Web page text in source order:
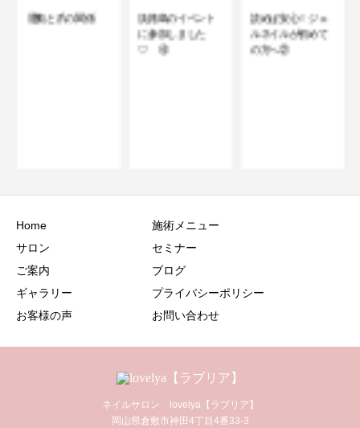
淡路島のイベント
読めば安心！ジェ
ルネイルが初めて
の方へ②
Home
サロン
ご案内
ギャラリー
お客様の声
施術メニュー
セミナー
ブログ
プライバシーポリシー
お問い合わせ
ネイルサロン lovelya【ラブリア】
岡山県倉敷市神田4丁目4番33-3